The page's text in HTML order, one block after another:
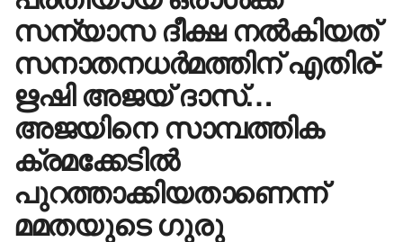
സന്യാസ ദീക്ഷ നൽകിയത്
സനാതനധർമത്തിന് എതിര്-
ഋഷി അജയ് ദാസ്…
അജയിനെ സാമ്പത്തിക
ക്രമക്കേടിൽ
പുറത്താക്കിയതാണെന്ന്
മമതയുടെ ​ഗുരു